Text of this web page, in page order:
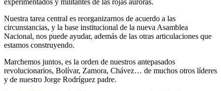
Nuestra tarea central es reorganizarnos de acuerdo a las
circunstancias, y la base institucional de la nueva Asamblea
Nacional, nos puede ayudar, además de las otras articulaciones que
estamos construyendo.
Marchemos juntos, es la orden de nuestros antepasados
revolucionarios, Bolívar, Zamora, Chávez… de muchos otros líderes
y de nuestro Jorge Rodríguez padre.